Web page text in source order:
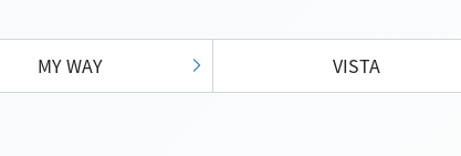
MY WAY VISTA